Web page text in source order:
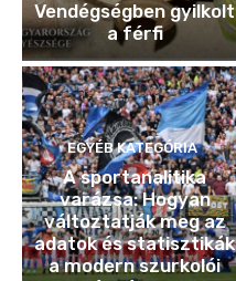
Vendégségben gyilkolt
a férfi
EGYÉB KATEGÓRIA
A sportanalitika
varázsa: Hogyan
változtatják meg az
adatok és statisztikák
a modern szurkolói